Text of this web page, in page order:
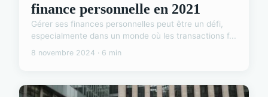
finance personnelle en 2021
Gérer ses finances personnelles peut être un défi,
especialmente dans un monde où les transactions f...
8 novembre 2024 · 6 min